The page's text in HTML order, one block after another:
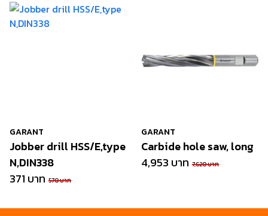
GARANT
Jobber drill HSS/E,type
N,DIN338
371 บาท 570 บาท
GARANT
Carbide hole saw, long
4,953 บาท 7,620 บาท